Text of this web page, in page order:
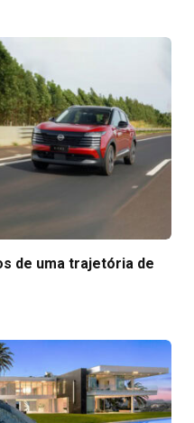
de uma trajetória de